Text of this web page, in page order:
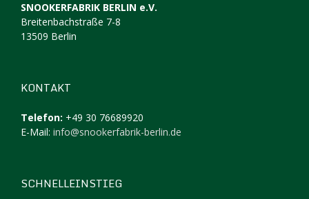
SNOOKERFABRIK BERLIN e.V.
Breitenbachstraße 7-8
13509 Berlin
KONTAKT
Telefon: +49 30 76689920
E-Mail: info@snookerfabrik-berlin.de
SCHNELLEINSTIEG